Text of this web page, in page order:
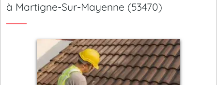
à Martigne-Sur-Mayenne (53470)